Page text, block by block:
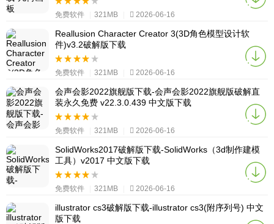
免费软件 321MB 2026-06-16
Reallusion Character Creator 3(3D角色模型设计软
件)v3.2破解版下载
免费软件 321MB 2026-06-16
会声会影2022旗舰版下载-会声会影2022旗舰版破解直
装永久免费 v22.3.0.439 中文版下载
免费软件 321MB 2026-06-16
SolidWorks2017破解版下载-SolidWorks（3d制作建模
工具）v2017 中文版下载
免费软件 321MB 2026-06-16
illustrator cs3破解版下载-illustrator cs3(附序列号) 中文
版下载